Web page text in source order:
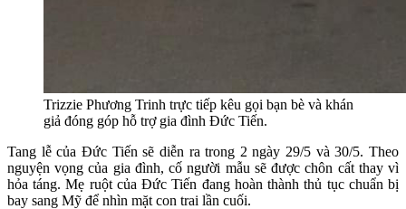
Trizzie Phương Trinh trực tiếp kêu gọi bạn bè và khán
giả đóng góp hỗ trợ gia đình Đức Tiến.
Tang lễ của Đức Tiến sẽ diễn ra trong 2 ngày 29/5 và 30/5. Theo
nguyện vọng của gia đình, cố người mẫu sẽ được chôn cất thay vì
hỏa táng. Mẹ ruột của Đức Tiến đang hoàn thành thủ tục chuẩn bị
bay sang Mỹ để nhìn mặt con trai lần cuối.